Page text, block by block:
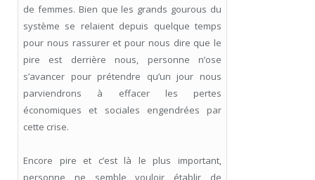
de femmes. Bien que les grands gourous du
système se relaient depuis quelque temps
pour nous rassurer et pour nous dire que le
pire est derrière nous, personne n’ose
s’avancer pour prétendre qu’un jour nous
parviendrons à effacer les pertes
économiques et sociales engendrées par
cette crise.
Encore pire et c’est là le plus important,